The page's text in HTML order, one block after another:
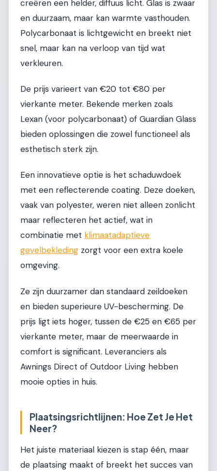
creëren een helder, diffuus licht. Glas is zwaar
en duurzaam, maar kan warmte vasthouden.
Polycarbonaat is lichtgewicht en breekt niet
snel, maar kan na verloop van tijd wat
verkleuren.
De prijs varieert van €20 tot €80 per
vierkante meter. Bekende merken zoals
Lexan (voor polycarbonaat) of Guardian Glass
bieden oplossingen die zowel functioneel als
esthetisch sterk zijn.
Een innovatieve optie is het schaduwdoek
met een reflecterende coating. Deze doeken,
vaak van polyester, weren niet alleen zonlicht
maar reflecteren het actief, wat in
combinatie met klimaatadaptieve
gevelbekleding zorgt voor een extra koele
omgeving.
Ze zijn duurzamer dan standaard zeildoeken
en bieden superieure UV-bescherming. De
prijs ligt iets hoger, tussen de €25 en €65 per
vierkante meter, maar de meerwaarde in
comfort is significant. Leveranciers als
Awnings Direct of Outdoor Living hebben
mooie opties in huis.
Plaatsingsrichtlijnen: Hoe Zet Je Het
Neer?
Het juiste materiaal kiezen is stap één, maar
de plaatsing maakt of breekt het succes van